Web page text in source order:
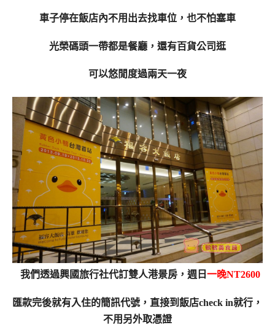
車子停在飯店內不用出去找車位，也不怕塞車
光榮碼頭一帶都是餐廳，還有百貨公司逛
可以悠閒度過兩天一夜
我們透過興國旅行社代訂雙人港景房，週日 一晚NT2600
匯款完後就有入住的簡訊代號，直接到飯店check in就行，
不用另外取憑證